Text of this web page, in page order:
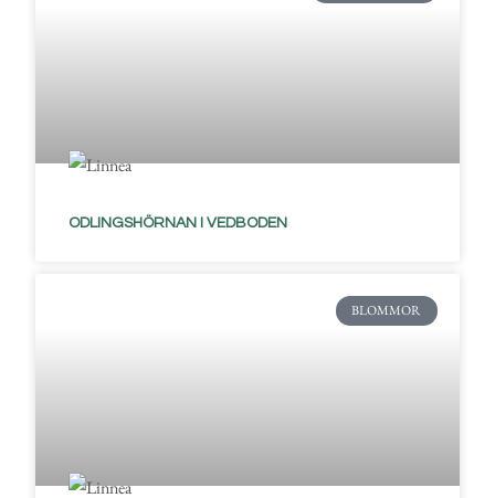
ODLINGSHÖRNAN I VEDBODEN
BLOMMOR